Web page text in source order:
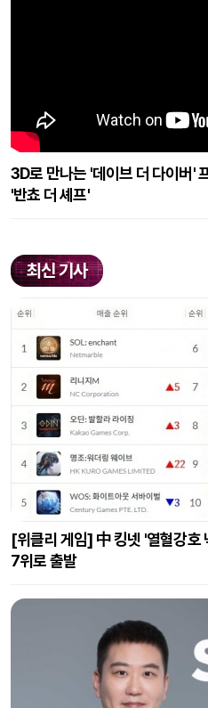
3D로 만나는 '데이브 더 다이버'
'반쵸 더 셰프'
최신 기사
[위클리 게임] 中 킹넷 '열혈강호
7위로 출발